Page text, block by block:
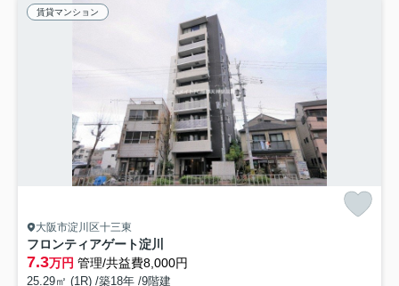
賃貸マンション
大阪市淀川区十三東
フロンティアゲート淀川
7.3万円 管理/共益費8,000円
25.29㎡ (1R) /築18年 /9階建